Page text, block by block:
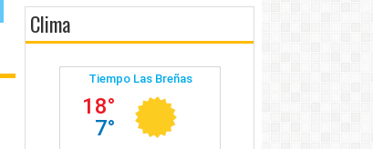
Clima